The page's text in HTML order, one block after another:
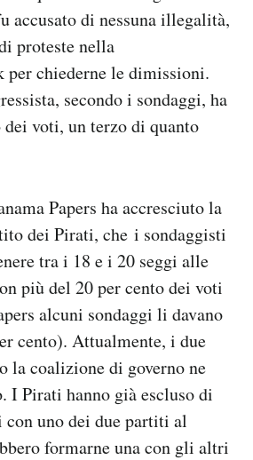
accusato di nessuna illegalità,
proteste nella
chiederne le dimissioni.
secondo i sondaggi, ha
dei voti, un terzo di quanto
Papers ha accresciuto la
dei Pirati, che i sondaggisti
tra i 18 e i 20 seggi alle
più del 20 per cento dei voti
alcuni sondaggi li davano
cento). Attualmente, i due
la coalizione di governo ne
I Pirati hanno già escluso di
uno dei due partiti al
formarne una con gli altri